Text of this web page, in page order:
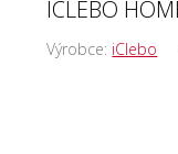
ICLEBO
Výrobce: iClebo